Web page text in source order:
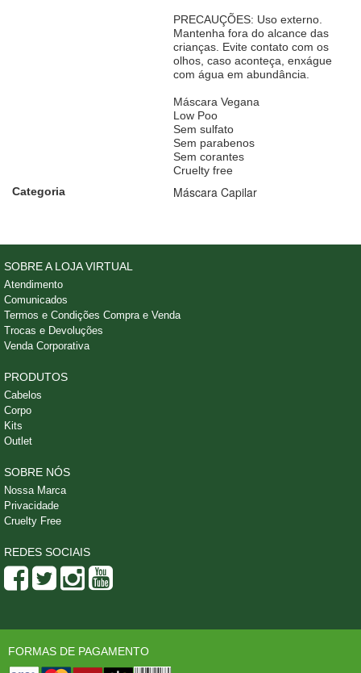
PRECAUÇÕES: Uso externo.
Mantenha fora do alcance das
crianças. Evite contato com os
olhos, caso aconteça, enxágue
com água em abundância.
Máscara Vegana
Low Poo
Sem sulfato
Sem parabenos
Sem corantes
Cruelty free
Categoria
Máscara Capilar
SOBRE A LOJA VIRTUAL
Atendimento
Comunicados
Termos e Condições Compra e Venda
Trocas e Devoluções
Venda Corporativa
PRODUTOS
Cabelos
Corpo
Kits
Outlet
SOBRE NÓS
Nossa Marca
Privacidade
Cruelty Free
REDES SOCIAIS
FORMAS DE PAGAMENTO